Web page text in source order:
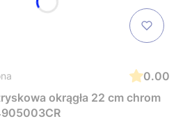
0.00
okrągła 22 cm chrom